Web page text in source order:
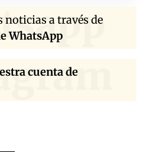
noticias a través de
WhatsApp
cuenta de